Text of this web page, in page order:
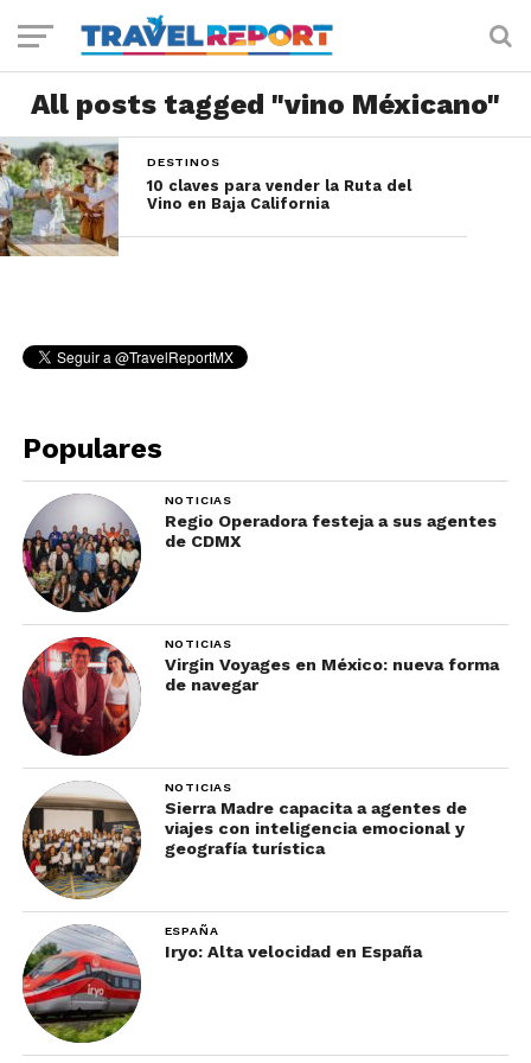
All posts tagged "vino Méxicano"
DESTINOS
10 claves para vender la Ruta del
Vino en Baja California
Populares
NOTICIAS
Regio Operadora festeja a sus agentes
de CDMX
NOTICIAS
Virgin Voyages en México: nueva forma
de navegar
NOTICIAS
Sierra Madre capacita a agentes de
viajes con inteligencia emocional y
geografía turística
ESPAÑA
Iryo: Alta velocidad en España